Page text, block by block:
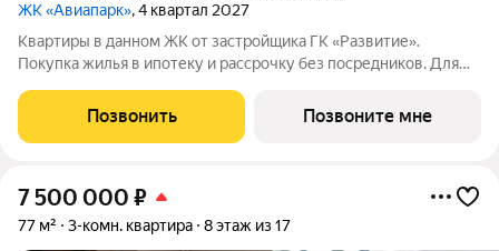
ЖК «Авиапарк», 4 квартал 2027
Квартиры в данном ЖК от застройщика ГК «Развитие».
Покупка жилья в ипотеку и рассрочку без посредников. Для
обращайтесь в отдел продаж застройщика.
Позвонить Позвоните мне
7 500 000 ₽
77 м² 3-комн. квартира 8 этаж из 17